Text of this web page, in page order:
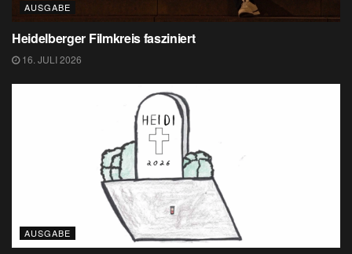
AUSGABE
Heidelberger Filmkreis fasziniert
16. JULI 2026
AUSGABE